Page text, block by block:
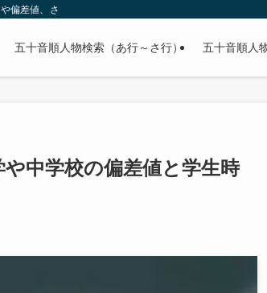
差値、さらに政治家やスポーツ選手などの有名人の学
五十音順人物検索（あ行～さ行） 五十音順人
中学校の偏差値と学生時